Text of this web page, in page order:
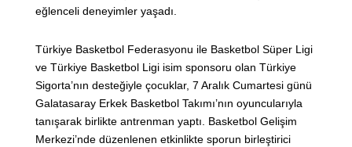
eğlenceli deneyimler yaşadı.
Türkiye Basketbol Federasyonu ile Basketbol Süper Ligi
ve Türkiye Basketbol Ligi isim sponsoru olan Türkiye
Sigorta’nın desteğiyle çocuklar, 7 Aralık Cumartesi günü
Galatasaray Erkek Basketbol Takımı’nın oyuncularıyla
tanışarak birlikte antrenman yaptı. Basketbol Gelişim
Merkezi’nde düzenlenen etkinlikte sporun birleştirici